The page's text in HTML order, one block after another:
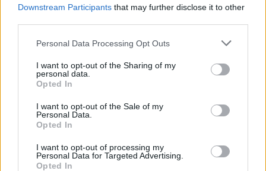
Downstream Participants that may further disclose it to other
Personal Data Processing Opt Outs
I want to opt-out of the Sharing of my
personal data.
Opted In
I want to opt-out of the Sale of my
Personal Data.
Opted In
I want to opt-out of processing my
Personal Data for Targeted Advertising.
Opted In